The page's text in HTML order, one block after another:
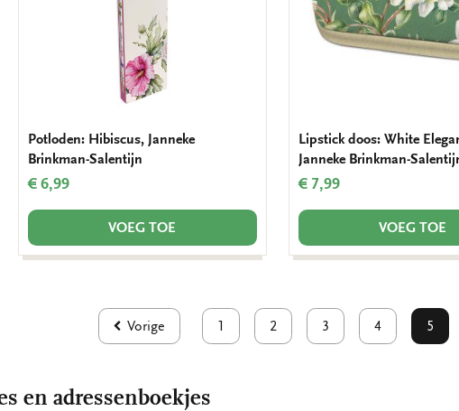
Potloden: Hibiscus, Janneke
Brinkman-Salentijn
€ 6,99
VOEG TOE
Lipstick doos: White
Janneke Brinkman-
€ 7,99
VOEG TOE
Vorige 1 2 3 4 5
en adressenboekjes